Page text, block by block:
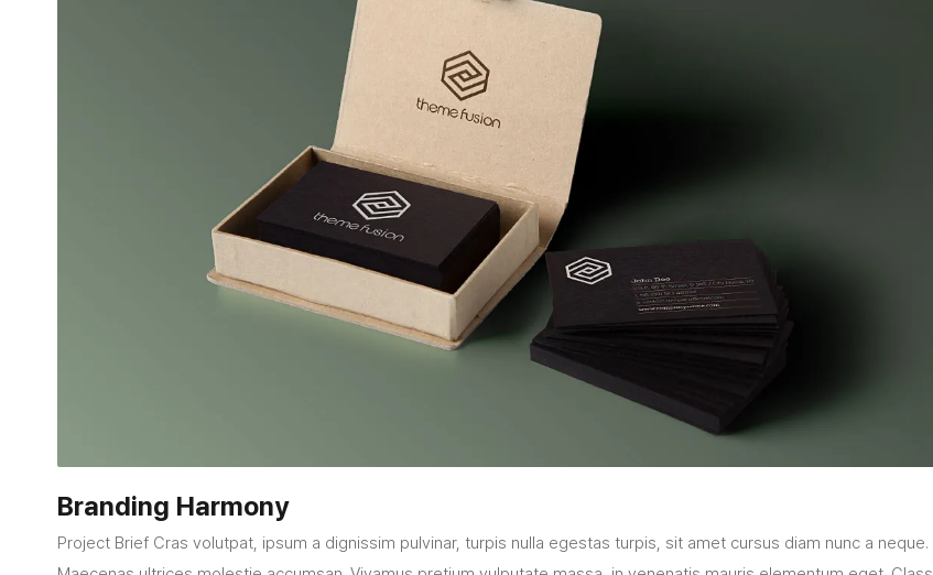
Branding Harmony
Project Brief Cras volutpat, ipsum a dignissim pulvinar, turpis nulla egestas turpis, sit amet cursus diam nunc a neque.